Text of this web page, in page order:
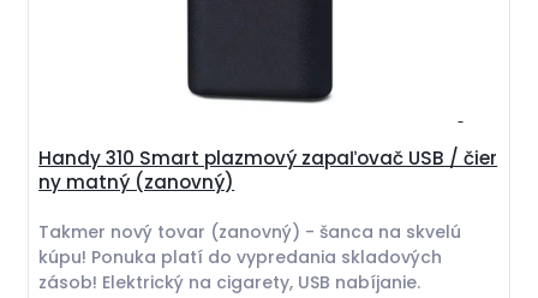
Handy 310 Smart plazmový zapaľovač USB / čier
ny matný (zanovný)
Takmer nový tovar (zanovný) - šanca na skvelú
kúpu! Ponuka platí do vypredania skladových
zásob! Elektrický na cigarety, USB nabíjanie.